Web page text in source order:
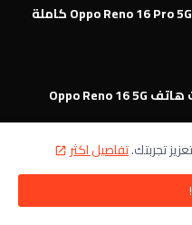
مواصفات وميزات هاتف Oppo Reno 16 5G
تجربتك.تفاصيل اكثر